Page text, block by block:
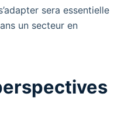
sera essentielle
un secteur en